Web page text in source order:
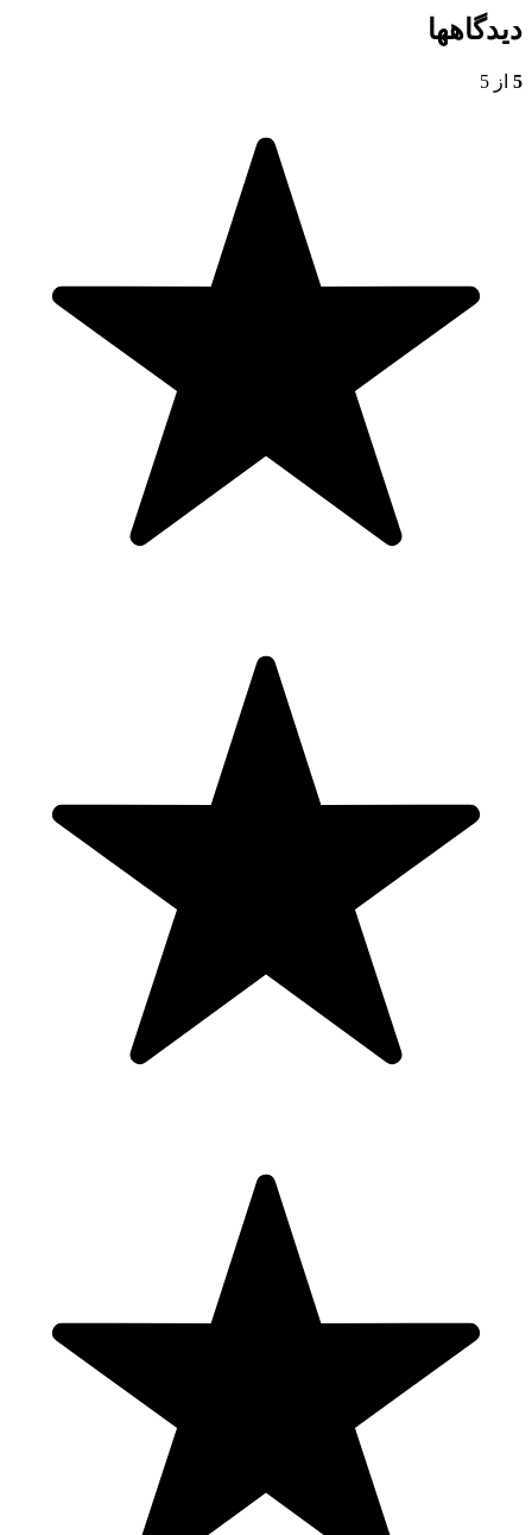
دیدگاهها
5 از 5